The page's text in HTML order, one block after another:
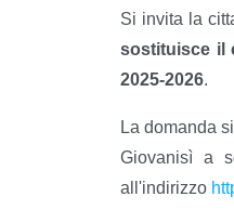
Si invita la
sostituisce il
2025-2026.
La domanda
Giovanisì a
all'indirizzo